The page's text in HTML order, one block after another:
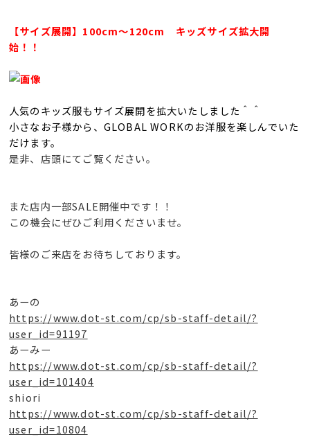
【サイズ展開】100cm～120cm キッズサイズ拡大開
始！！
人気のキッズ服もサイズ展開を拡大いたしました＾＾
小さなお子様から、GLOBAL WORKのお洋服を楽しんでいた
だけます。
是非、店頭にてご覧ください。
また店内一部SALE開催中です！！
この機会にぜひご利用くださいませ。
皆様のご来店をお待ちしております。
あーの
https://www.dot-st.com/cp/sb-staff-detail/?
user_id=91197
あーみー
https://www.dot-st.com/cp/sb-staff-detail/?
user_id=101404
shiori
https://www.dot-st.com/cp/sb-staff-detail/?
user_id=10804